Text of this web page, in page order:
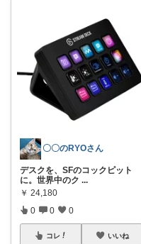
〇〇のRYOさん
デスクを、SFのコックピット
に。世界中のク ...
￥ 24,180
0 0 0
コレ いいね